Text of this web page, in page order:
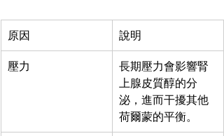
原因 說明
壓力
長期壓力會影響腎
上腺皮質醇的分
泌，進而干擾其他
荷爾蒙的平衡。